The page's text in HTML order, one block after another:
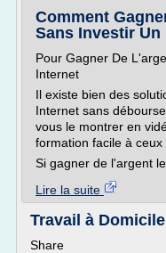
Comment
Sans Investir Un
Pour Gagner De
Internet
Il existe bien des
Internet sans
vous le montrer en
formation facile à ceux
Si gagner de l'argent
Lire la suite
Travail à
Share